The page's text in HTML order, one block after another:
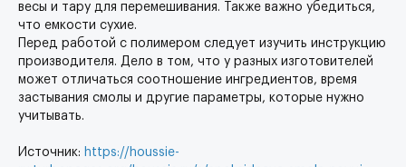
весы и тару для перемешивания. Также важно убедиться,
что емкости сухие.
Перед работой с полимером следует изучить инструкцию
производителя. Дело в том, что у разных изготовителей
может отличаться соотношение ингредиентов, время
застывания смолы и другие параметры, которые нужно
учитывать.
Источник: https://houssie-